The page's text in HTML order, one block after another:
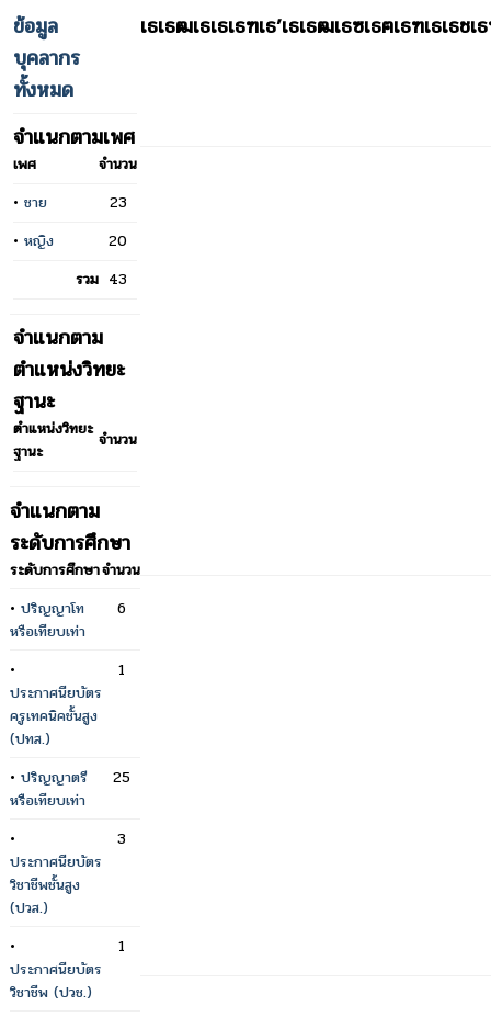
ข้อมูล
บุคลากร
ทั้งหมด
จำแนกตามเพศ
เพศ
จำนวน
• ชาย
23
• หญิง
20
รวม 43
จำแนกตาม
ตำแหน่งวิทยะ
ฐานะ
ตำแหน่งวิทยะ
ฐานะ
จำนวน
จำแนกตาม
ระดับการศึกษา
ระดับการศึกษาจำนวน
• ปริญญาโท
หรือเทียบเท่า
6
•
ประกาศนียบัตร
ครูเทคนิคชั้นสูง
(ปทส.)
1
• ปริญญาตรี
หรือเทียบเท่า
25
•
ประกาศนียบัตร
วิชาชีพชั้นสูง
(ปวส.)
3
•
ประกาศนียบัตร
วิชาชีพ (ปวช.)
1
เธเธฒเธเธเธฑเธ’เธเธฒเธซเธฅเธฑเธเธ